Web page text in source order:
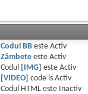
Codul BBeste Activ
Zâmbeteeste Activ
Codul
[IMG] este Activ
[VIDEO]
code is Activ
Codul HTML este
Inactiv